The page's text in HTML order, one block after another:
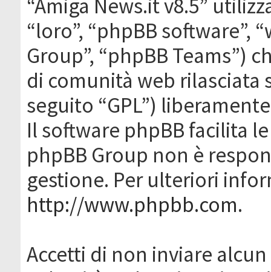
“Amiga News.it v8.5”
“loro”, “phpBB software”,
Group”, “phpBB Teams”)
di comunità web rilasciata
seguito “GPL”)
Il software phpBB facilita
phpBB Group non è
gestione. Per ulteriori
http://www.phpbb.com.
Accetti di non inviare